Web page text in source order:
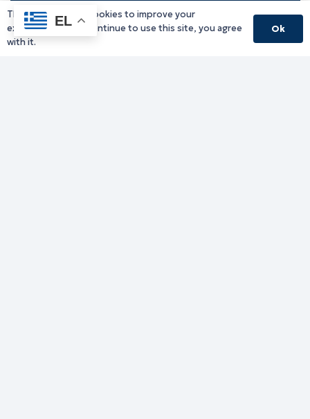
Υπηρεσίες Δράμας
Υπηρεσίες Καβάλας
EL
This website uses cookies to improve your
experience. If you continue to use this site, you agree
with it.
Ok